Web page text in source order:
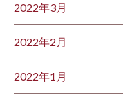
2022年3月
2022年2月
2022年1月